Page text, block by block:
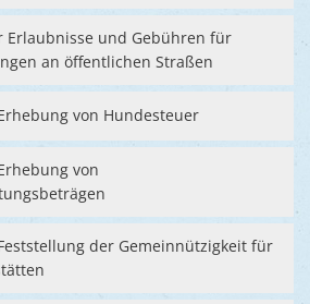
Erlaubnisse und Gebühren für
an öffentlichen Straßen
von Hundesteuer
von
der Gemeinnützigkeit für